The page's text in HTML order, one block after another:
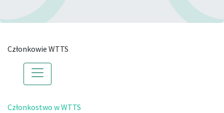
Członkowie WTTS
Członkostwo w WTTS